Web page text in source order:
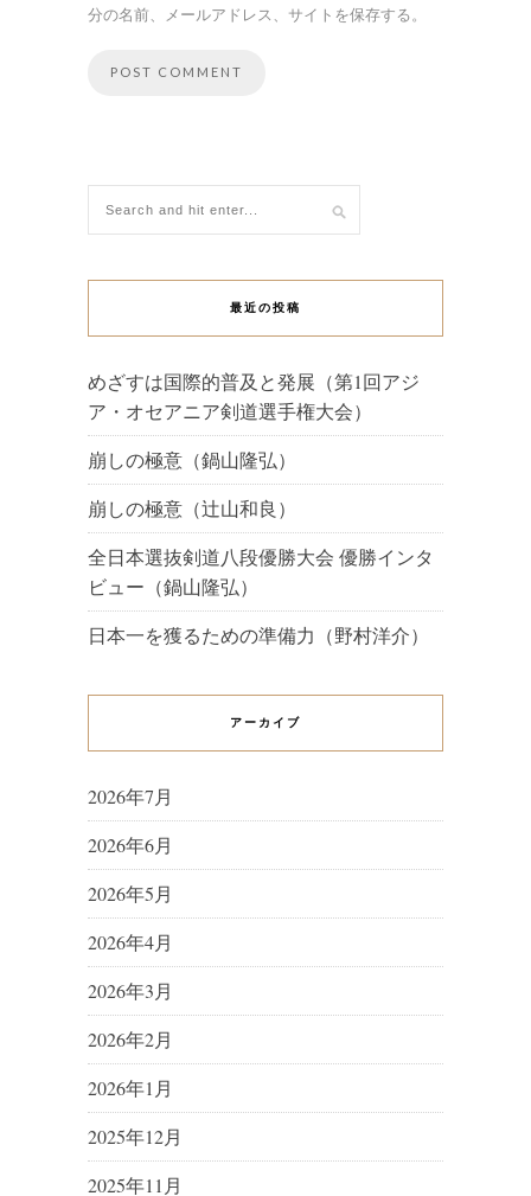
分の名前、メールアドレス、サイトを保存する。
最近の投稿
めざすは国際的普及と発展（第1回アジ
ア・オセアニア剣道選手権大会）
崩しの極意（鍋山隆弘）
崩しの極意（辻山和良）
全日本選抜剣道八段優勝大会 優勝インタ
ビュー（鍋山隆弘）
日本一を獲るための準備力（野村洋介）
アーカイブ
2026年7月
2026年6月
2026年5月
2026年4月
2026年3月
2026年2月
2026年1月
2025年12月
2025年11月